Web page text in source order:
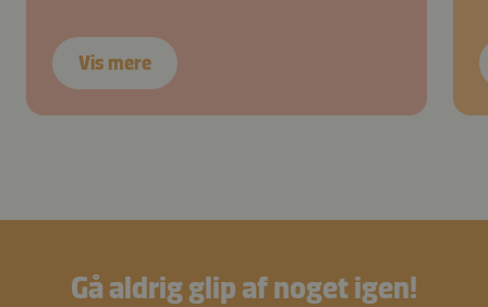
Vis mere
Gå aldrig glip af noget igen!